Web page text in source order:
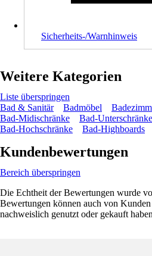
Sicherheits-/Warnhinweis
Weitere Kategorien
Liste überspringen
Bad & Sanitär
Badmöbel
Bad-Midischränke
Bad-Unterschränke
Bad-Hochschränke
Bad-Highboards
Kundenbewertungen
Bereich überspringen
Die Echtheit der Bewertungen wurde
Bewertungen können auch von
nachweislich genutzt oder gekauft